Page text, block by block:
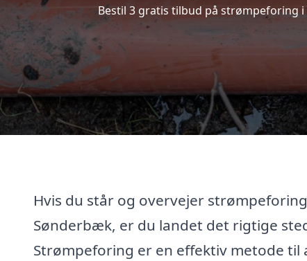
Bestil 3 gratis tilbud på strømpeforing
Hvis du står og overvejer
Sønderbæk, er du landet det rigtige
Strømpeforing er en effektiv metode til